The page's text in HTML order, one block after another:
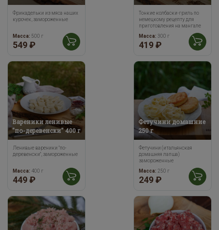
Фрикадельки из мяса наших
курочек, замороженные
Масса: 500 г
549 ₽
Тонкие колбаски-гриль по
немецкому рецепту для
приготовления на мангале
Масса: 300 г
419 ₽
Вареники ленивые
"по-деревенски" 400 г
Ленивые вареники "по-
деревенски", замороженные
Масса: 400 г
449 ₽
Фетучини домашние
250 г
Фетучини (итальянская
домашняя лапша)
замороженные
Масса: 250 г
249 ₽